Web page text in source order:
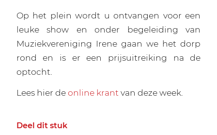
Op het plein wordt u ontvangen voor een
leuke show en onder begeleiding van
Muziekvereniging Irene gaan we het dorp
rond en is er een prijsuitreiking na de
optocht.
Lees hier deonline krant van deze week.
Deel dit stuk